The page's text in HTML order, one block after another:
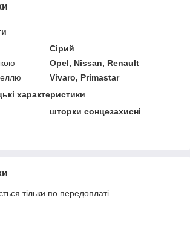
Сірий
Opel, Nissan, Renault
Vivaro, Primastar
характеристики
шторки сонцезахисні
тільки по передоплаті.